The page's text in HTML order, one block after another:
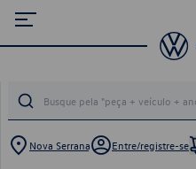
Nova Serrana Entre/registre-se